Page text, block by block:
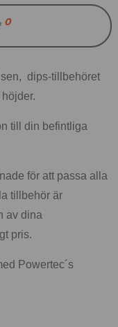
0
dips-tillbehöret
till din befintliga
för att passa alla
tillbehör är
av dina
pris.
Powertec´s